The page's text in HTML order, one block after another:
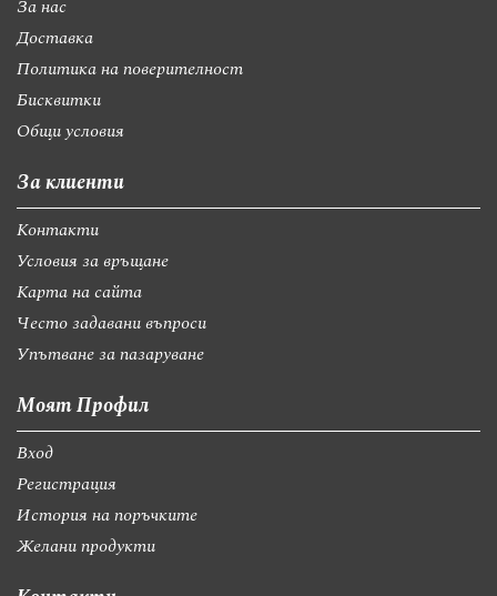
За нас
Доставка
Политика на поверителност
Бисквитки
Общи условия
За клиенти
Контакти
Условия за връщане
Карта на сайта
Често задавани въпроси
Упътване за пазаруване
Моят Профил
Вход
Регистрация
История на поръчките
Желани продукти